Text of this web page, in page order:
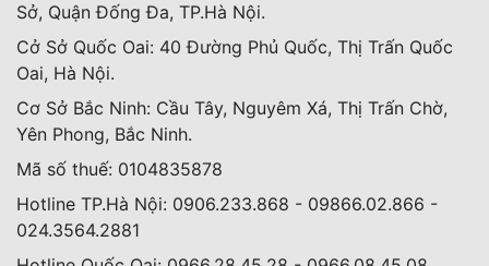
Sở, Quận Đống Đa, TP.Hà Nội.
Cở Sở Quốc Oai: 40 Đường Phủ Quốc, Thị Trấn Quốc
Oai, Hà Nội.
Cơ Sở Bắc Ninh: Cầu Tây, Nguyêm Xá, Thị Trấn Chờ,
Yên Phong, Bắc Ninh.
Mã số thuế: 0104835878
Hotline TP.Hà Nội: 0906.233.868 - 09866.02.866 -
024.3564.2881